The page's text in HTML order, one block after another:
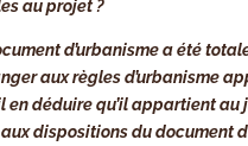
au projet ?
d’urbanisme a été
aux règles d’urbanisme
en déduire qu’il appartient
aux dispositions du